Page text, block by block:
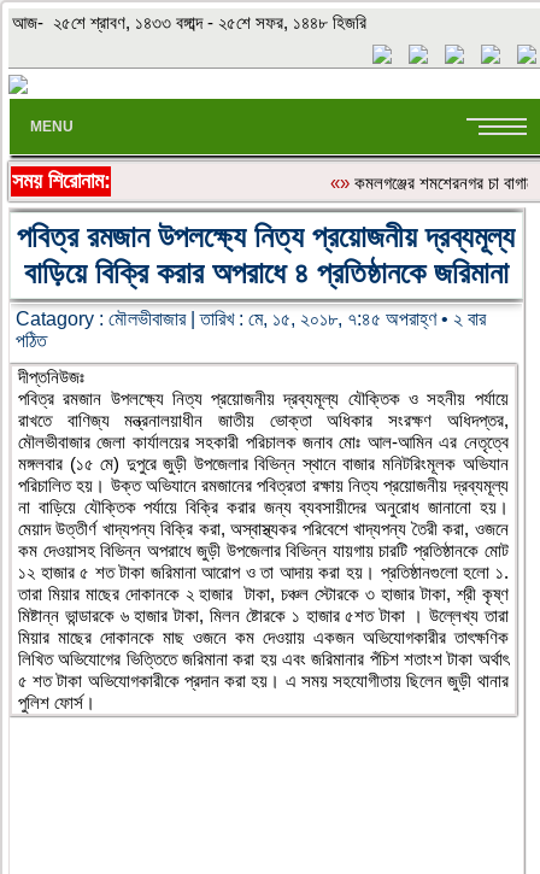
আজ- ২৫শে শ্রাবণ, ১৪৩৩ বঙ্গাব্দ - ২৫শে সফর, ১৪৪৮ হিজরি
MENU
সময় শিরোনাম: «» কমলগঞ্জের শমশেরনগর চা
পবিত্র রমজান উপলক্ষ্যে নিত্য প্রয়োজনীয় দ্রব্যমূল্য
বাড়িয়ে বিক্রি করার অপরাধে ৪ প্রতিষ্ঠানকে জরিমানা
Catagory : মৌলভীবাজার| তারিখ : মে, ১৫, ২০১৮, ৭:৪৫ অপরাহ্ণ • ২ বার
পঠিত
দীপ্তনিউজঃ
পবিত্র রমজান উপলক্ষ্যে নিত্য প্রয়োজনীয় দ্রব্যমূল্য যৌক্তিক ও সহনীয় পর্যায়ে
রাখতে বাণিজ্য মন্ত্রনালয়াধীন জাতীয় ভোক্তা অধিকার সংরক্ষণ অধিদপ্তর,
মৌলভীবাজার জেলা কার্যালয়ের সহকারী পরিচালক জনাব মোঃ আল-আমিন এর নেতৃত্বে
মঙ্গলবার (১৫ মে) দুপুরে জুড়ী উপজেলার বিভিন্ন স্থানে বাজার মনিটরিংমূলক অভিযান
পরিচালিত হয়। উক্ত অভিযানে রমজানের পবিত্রতা রক্ষায় নিত্য প্রয়োজনীয় দ্রব্যমূল্য
না বাড়িয়ে যৌক্তিক পর্যায়ে বিক্রি করার জন্য ব্যবসায়ীদের অনুরোধ জানানো হয়।
মেয়াদ উত্তীর্ণ খাদ্যপন্য বিক্রি করা, অস্বাস্থ্যকর পরিবেশে খাদ্যপন্য তৈরী করা, ওজনে
কম দেওয়াসহ বিভিন্ন অপরাধে জুড়ী উপজেলার বিভিন্ন যায়গায় চারটি প্রতিষ্ঠানকে মোট
১২ হাজার ৫ শত টাকা জরিমানা আরোপ ও তা আদায় করা হয়। প্রতিষ্ঠানগুলো হলো ১.
তারা মিয়ার মাছের দোকানকে ২ হাজার টাকা, চঞ্চল স্টোরকে ৩ হাজার টাকা, শ্রী কৃষ্ণ
মিষ্টান্ন ভান্ডারকে ৬ হাজার টাকা, মিলন ষ্টোরকে ১ হাজার ৫শত টাকা । উল্লেখ্য তারা
মিয়ার মাছের দোকানকে মাছ ওজনে কম দেওয়ায় একজন অভিযোগকারীর তাৎক্ষণিক
লিখিত অভিযোগের ভিত্তিতে জরিমানা করা হয় এবং জরিমানার পঁচিশ শতাংশ টাকা অর্থাৎ
৫ শত টাকা অভিযোগকারীকে প্রদান করা হয়। এ সময় সহযোগীতায় ছিলেন জুড়ী থানার
পুলিশ ফোর্স।